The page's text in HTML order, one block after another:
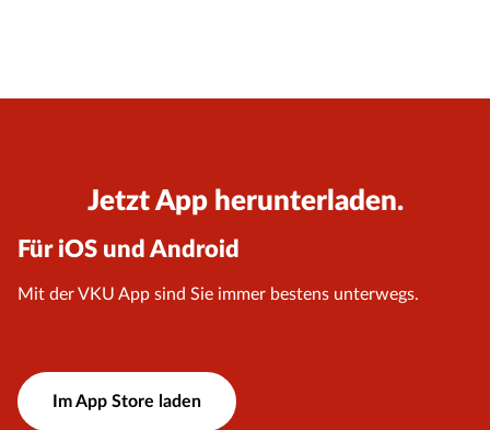
Jetzt App herunterladen.
Für iOS und Android
Mit der VKU App sind Sie immer bestens unterwegs.
Im App Store laden